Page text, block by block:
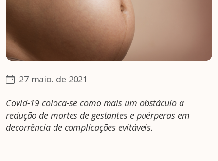
27 maio. de 2021
Covid-19 coloca-se como mais um obstáculo à
redução de mortes de gestantes e puérperas em
decorrência de complicações evitáveis.